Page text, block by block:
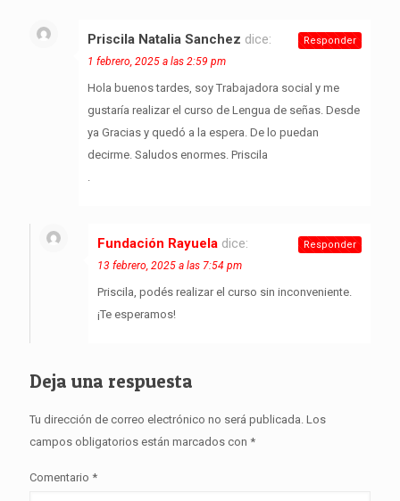
Priscila Natalia Sanchez dice:
1 febrero, 2025 a las 2:59 pm
Hola buenos tardes, soy Trabajadora social y me
gustaría realizar el curso de Lengua de señas. Desde
ya Gracias y quedó a la espera. De lo puedan
decirme. Saludos enormes. Priscila
Responder
Fundación Rayuela dice:
13 febrero, 2025 a las 7:54 pm
Priscila, podés realizar el curso sin inconveniente.
¡Te esperamos!
Responder
Deja una respuesta
Tu dirección de correo electrónico no será publicada. Los
campos obligatorios están marcados con *
Comentario *